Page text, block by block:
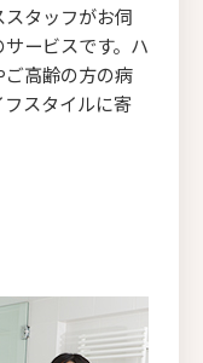
タッフがお伺
ービスです。ハ
高齢の方の病
スタイルに寄